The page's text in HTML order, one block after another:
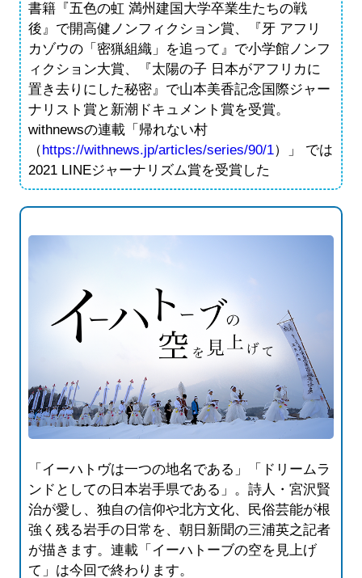
書籍『五色の虹 満州建国大学卒業生たちの戦
後』で開高健ノンフィクション賞、『牙 アフリ
カゾウの「密猟組織」を追って』で小学館ノンフ
ィクション大賞、『太陽の子 日本がアフリカに
置き去りにした秘密』で山本美香記念国際ジャー
ナリスト賞と新潮ドキュメント賞を受賞。
withnewsの連載「帰れない村
（ https://withnews.jp/articles/series/90/1）」 では
2021 LINEジャーナリズム賞を受賞した
「イーハトヴは一つの地名である」「ドリームラ
ンドとしての日本岩手県である」。詩人・宮沢賢
治が愛し、独自の信仰や北方文化、民俗芸能が根
強く残る岩手の日常を、朝日新聞の三浦英之記者
が描きます。連載「イーハトーブの空を見上げ
て」は今回で終わります。